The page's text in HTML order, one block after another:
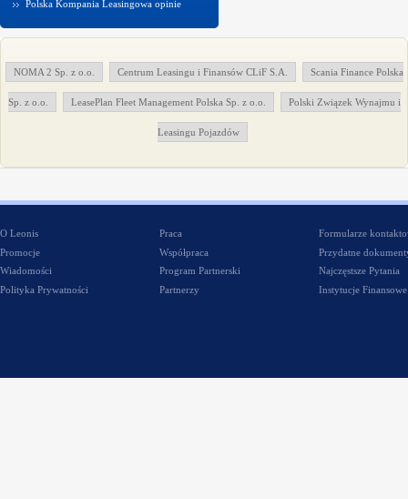
Polska Kompania Leasingowa opinie
NOMA 2 Sp. z o.o. Centrum Leasingu i Finansów CLiF S.A. Scania Finance Polska
Sp. z o.o. LeasePlan Fleet Management Polska Sp. z o.o. Polski Związek Wynajmu i
Leasingu Pojazdów
O Leonis
Promocje
Wiadomości
Polityka Prywatności
Praca
Współpraca
Program Partnerski
Partnerzy
Formularze
Przydatne
Najczęstsze Pytania
Instytucje Finansowe